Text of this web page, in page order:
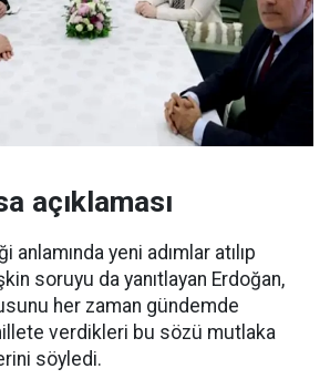
açıklaması
yeni adımlar atılıp
soruyu da yanıtlayan Erdoğan,
her zaman gündemde
verdikleri bu sözü mutlaka
söyledi.